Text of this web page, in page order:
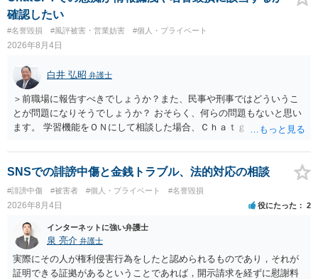
合、相手に全ての弁護士費用を負担させることは可能でしょうか？ →
訴訟外の交渉で相手方が認めれば負担させることができるでしょう。
訴訟で判決となった場合は、実際の弁護士費用が認められる場合と認
められない場合があり何ともいえないところでしょう。
確認したい
#名誉毀損 #風評被害・営業妨害 #個人・プライベート
2026年8月4日
白井 弘昭 弁護士
＞前職場に報告すべきでしょうか？また、民事や刑事ではどういうこ
とが問題になりそうでしょうか？ おそらく、何らの問題もないと思い
ます。 学習機能をＯＮにして相談した場合、Ｃｈａｔｇｐｔがｏｐｅ
する可能性がありますが、個人名や会社名を特定していない限り、一
般論として抽象化されて回答に織り込まれる可能性が生じるにすぎま
せんので、その情報自体が、秘密情報に当たるとは思えませんし、名
誉棄損として、個人や会社に対する誹謗中傷の不特定多数への公開に
当たるとも思われません。 もちろん、誰がその内容をｃｈａｔｇｐｔ
に入力したかも第三者にしられることはないので、個人や会社の特定
をせずに書き込んだことで（おそらく特定して書き込んだとして
も）、相談者さんが刑事民事の責任に問われることはないでしょう。
私見ながらご参考まで。
SNSでの誹謗中傷と金銭トラブル、法的対応の相談
#誹謗中傷 #被害者 #個人・プライベート #名誉毀損
2026年8月4日 役にたった 2
インターネットに強い弁護士
泉 亮介 弁護士
実際にその人が権利侵害行為をしたと認められるものであり，それが
証明できる証拠があるということであれば，開示請求を経ずに慰謝料